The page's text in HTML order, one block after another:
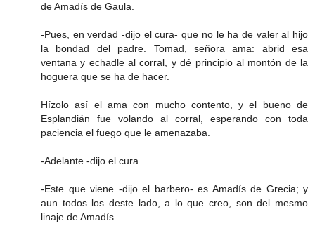
de Amadís de Gaula.
-Pues, en verdad -dijo el cura- que no le ha de valer al hijo
la bondad del padre. Tomad, señora ama: abrid esa
ventana y echadle al corral, y dé principio al montón de la
hoguera que se ha de hacer.
Hízolo así el ama con mucho contento, y el bueno de
Esplandián fue volando al corral, esperando con toda
paciencia el fuego que le amenazaba.
-Adelante -dijo el cura.
-Este que viene -dijo el barbero- es Amadís de Grecia; y
aun todos los deste lado, a lo que creo, son del mesmo
linaje de Amadís.